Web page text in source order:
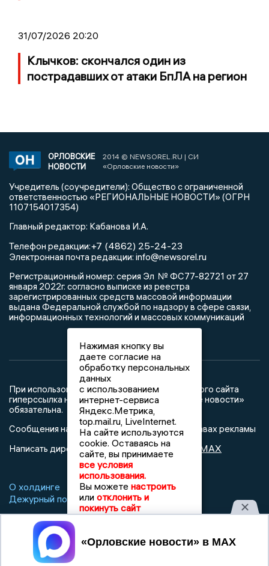
31/07/2026 20:20
Клычков: скончался один из
пострадавших от атаки БпЛА на регион
ОРЛОВСКИЕ
НОВОСТИ
2014 © NEWSOREL.RU | СИ
«Орловские новости»
Учредитель (соучредители): Общество с ограниченной
ответственностью «РЕГИОНАЛЬНЫЕ НОВОСТИ» (ОГРН
1107154017354)
Главный редактор: Кабанова И.А.
Телефон редакции:+7 (4862) 25-24-23
Электронная почта редакции: info@newsorel.ru
Регистрационный номер: серия Эл № ФС77-82721 от 27
января 2022г. согласно выписке из реестра
зарегистрированных средств массовой информации
выдана Федеральной службой по надзору в сфере связи,
информационных технологий и массовых коммуникаций
При использовании любого материала с данного сайта
гиперссылка на Сетевое издание «Орловские новости»
обязательна.
Сообщения на сером фоне размещены на правах рекламы
Написать директору в телеграм@mazov MAX
О холдинге Вакансии
Реклама
Дежурный по новостям
Нажимая кнопку вы
даете согласие на
обработку персональных
данных
с использованием
интернет-сервиса
Яндекс.Метрика,
top.mail.ru, LiveInternet.
На сайте используются
cookie. Оставаясь на
сайте, вы принимаете
все условия
использования.
Вы можете настроить
или отклонить и
покинуть сайт
Принять